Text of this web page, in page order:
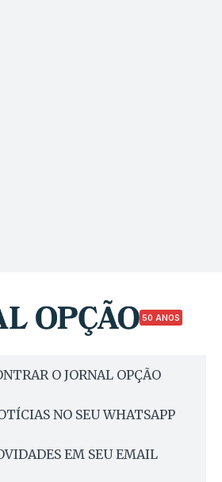
50 ANOS
O JORNAL OPÇÃO
NO SEU WHATSAPP
EM SEU EMAIL